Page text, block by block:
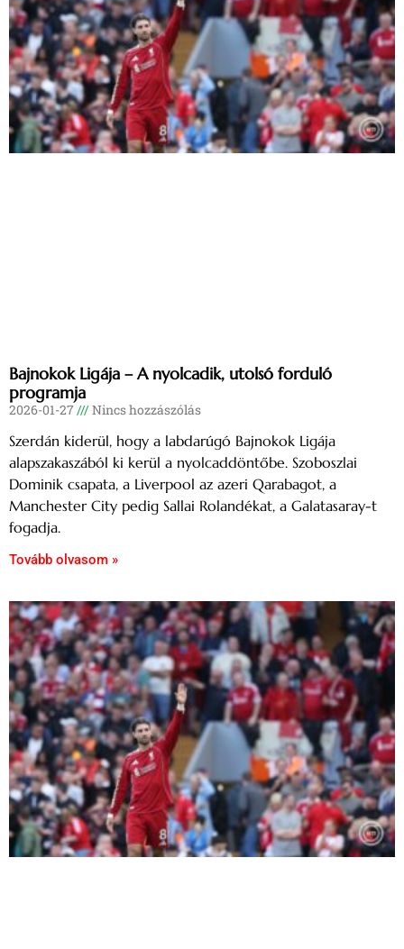
Bajnokok Ligája – A nyolcadik, utolsó forduló
programja
2026-01-27 Nincs hozzászólás
Szerdán kiderül, hogy a labdarúgó Bajnokok Ligája
alapszakaszából ki kerül a nyolcaddöntőbe. Szoboszlai
Dominik csapata, a Liverpool az azeri Qarabagot, a
Manchester City pedig Sallai Rolandékat, a Galatasaray-t
fogadja.
Tovább olvasom »